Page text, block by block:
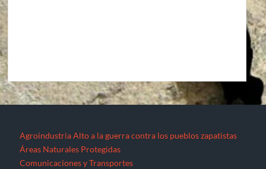
Carreteras Oaxaca-Costa y Oaxaca-Istmo
Carreteras Oaxaca-Costa y Oaxaca-Istmo
Corredor transversal Manzanillo-Tampico
Nuevo Aeropuerto de la Ciudad de México (México)
Proyecto Cuyutlán-Puerto (Colima)
Supercarretera Mazatlán-Durango